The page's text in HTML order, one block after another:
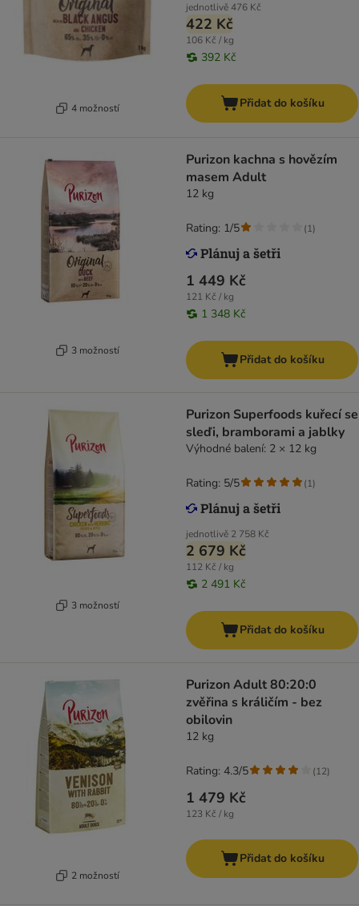
4 možností
jednotlivě476 Kč
422 Kč
106 Kč / kg
392 Kč
Přidat do košíku
3 možností
Purizon kachna s hovězím
masem Adult
12 kg
1 449 Kč
121 Kč / kg
1 348 Kč
Rating: 1/5 (1)
Přidat do košíku
3 možností
Purizon Superfoods kuřecí se
sleďi, bramborami a jablky
Výhodné balení: 2 × 12 kg
jednotlivě 2 758 Kč
2 679 Kč
112 Kč / kg
2 491 Kč
Rating: 5/5 (1)
Přidat do košíku
2 možností
Purizon Adult 80:20:0
zvěřina s králičím - bez
obilovin
12 kg
1 479 Kč
123 Kč / kg
Rating: 4.3/5 (12)
Přidat do košíku